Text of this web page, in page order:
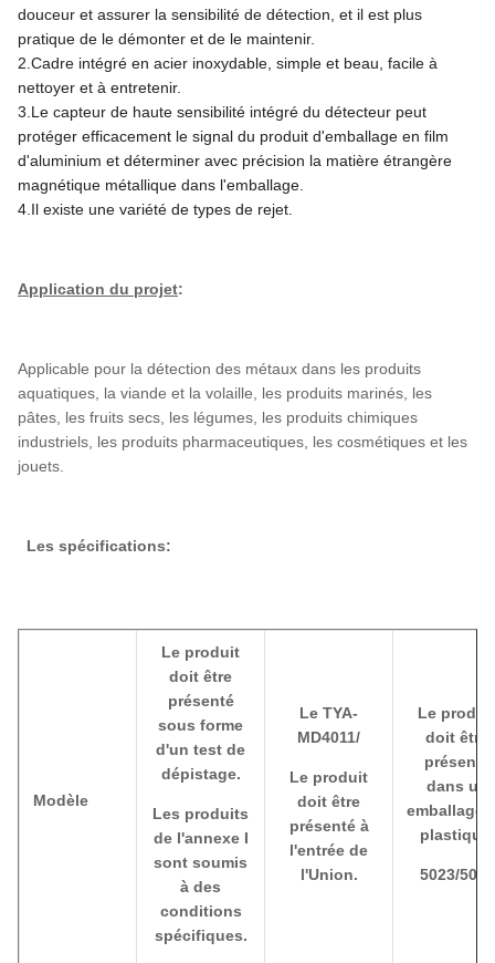
douceur et assurer la sensibilité de détection, et il est plus
pratique de le démonter et de le maintenir.
2. Cadre intégré en acier inoxydable, simple et beau, facile à
nettoyer et à entretenir.
3. Le capteur de haute sensibilité intégré du détecteur peut
protéger efficacement le signal du produit d'emballage en film
d'aluminium et déterminer avec précision la matière étrangère
magnétique métallique dans l'emballage.
4. Il existe une variété de types de rejet.
Application du projet:
Applicable pour la détection des métaux dans les produits
aquatiques, la viande et la volaille, les produits marinés, les
pâtes, les fruits secs, les légumes, les produits chimiques
industriels, les produits pharmaceutiques, les cosmétiques et les
jouets.
Les spécifications:
Modèle
Le produit
doit être
présenté
sous forme
d'un test de
dépistage.
Les produits
de l'annexe I
sont soumis
à des
conditions
spécifiques.
Le TYA-
MD4011/
Le produit
doit être
présenté à
l'entrée de
l'Union.
Le produit
doit être
présenté
dans un
emballage
plastique.
5023/5028